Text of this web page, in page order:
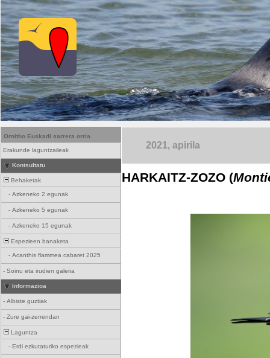
Ornitho Euskadi sarrera orria.
Erakunde laguntzaileak
Kontsultatu
Behaketak
- Azkeneko 2 egunak
- Azkeneko 5 egunak
- Azkeneko 15 egunak
Espezieen banaketa
- Acanthis flammea cabaret 2025
- Soinu eta irudien galeria
Informazioa
- Albiste guztiak
- Zure gai-zerrendan
Laguntza
- Erdi ezkutaturiko espezieak
2021, apirila
HARKAITZ-ZOZO (